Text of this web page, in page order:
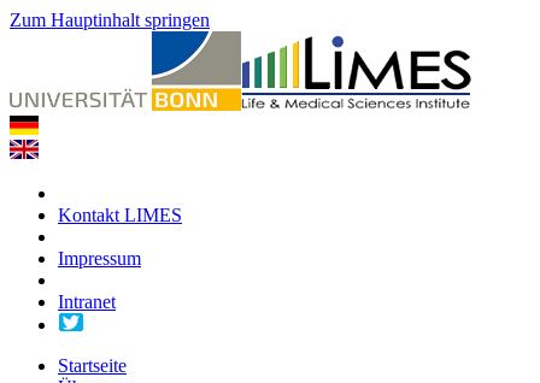
Zum Hauptinhalt springen
Kontakt LIMES
Impressum
Intranet
Startseite